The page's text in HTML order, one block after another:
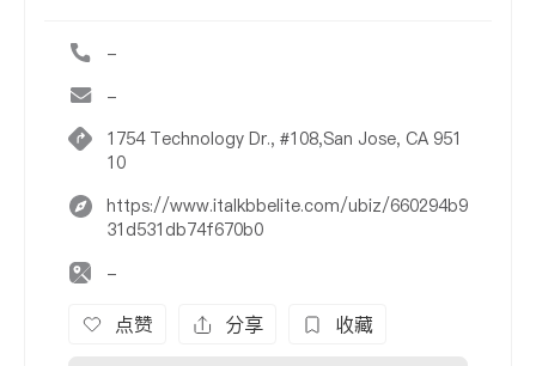
-
-
1754 Technology Dr., #108,San Jose, CA 951
10
https://www.italkbbelite.com/ubiz/660294b9
31d531db74f670b0
-
点赞 分享 收藏